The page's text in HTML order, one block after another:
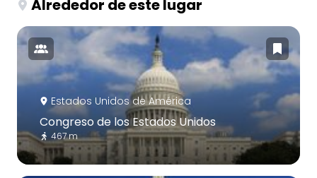
Alrededor de este lugar
Estados Unidos de América
Congreso de los Estados Unidos
467 m